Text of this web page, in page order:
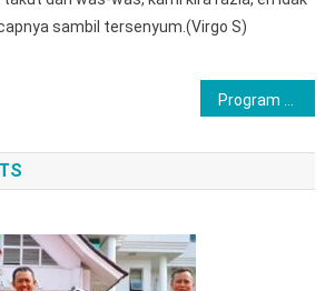
sambil tersenyum.(Virgo S)